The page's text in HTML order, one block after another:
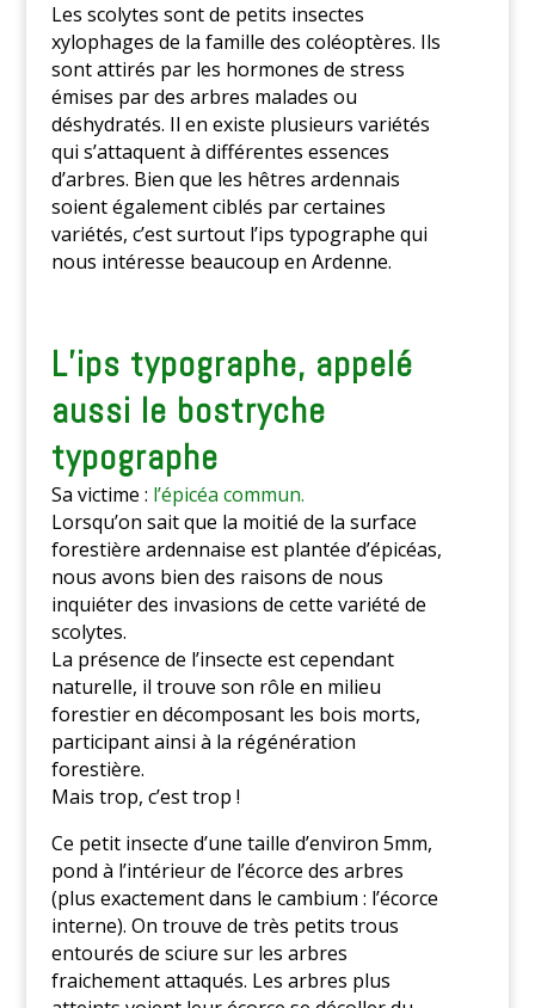
Les scolytes sont de petits insectes
xylophages de la famille des coléoptères. Ils
sont attirés par les hormones de stress
émises par des arbres malades ou
déshydratés. Il en existe plusieurs variétés
qui s’attaquent à différentes essences
d’arbres. Bien que les hêtres ardennais
soient également ciblés par certaines
variétés, c’est surtout l’ips typographe qui
nous intéresse beaucoup en Ardenne.
L’ips typographe, appelé
aussi le bostryche
typographe
Sa victime : l’épicéa commun.
Lorsqu’on sait que la moitié de la surface
forestière ardennaise est plantée d’épicéas,
nous avons bien des raisons de nous
inquiéter des invasions de cette variété de
scolytes.
La présence de l’insecte est cependant
naturelle, il trouve son rôle en milieu
forestier en décomposant les bois morts,
participant ainsi à la régénération
forestière.
Mais trop, c’est trop !
Ce petit insecte d’une taille d’environ 5mm,
pond à l’intérieur de l’écorce des arbres
(plus exactement dans le cambium : l’écorce
interne). On trouve de très petits trous
entourés de sciure sur les arbres
fraichement attaqués. Les arbres plus